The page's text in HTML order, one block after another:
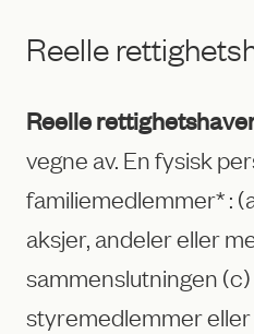
Reelle
Reelle
vegne av. En fysisk
familiemedlemmer* :
aksjer, andeler eller
sammenslutningen
styremedlemmer eller